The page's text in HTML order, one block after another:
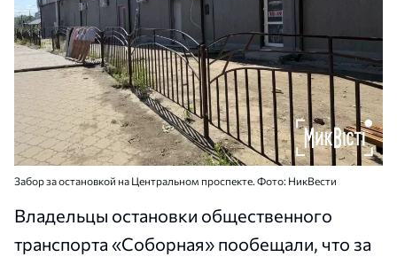
Забор за остановкой на Центральном проспекте. Фото: НикВести
Владельцы остановки общественного
транспорта «Соборная» пообещали, что за